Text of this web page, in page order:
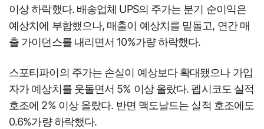
이상 하락했다. 배송업체 UPS의 주가는 분기 순이익은
예상치에 부합했으나, 매출이 예상치를 밑돌고, 연간 매
출 가이던스를 내리면서 10%가량 하락했다.
스포티파이의 주가는 손실이 예상보다 확대됐으나 가입
자가 예상치를 웃돌면서 5% 이상 올랐다. 펩시코도 실적
호조에 2% 이상 올랐다. 반면 맥도날드는 실적 호조에도
0.6%가량 하락했다.